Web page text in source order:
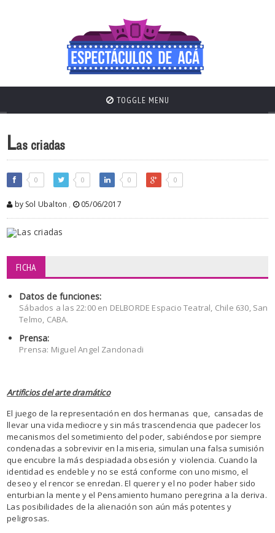
TOGGLE MENU
Las criadas
0 0 0 0
by Sol Ubalton , 05/06/2017
FICHA
Datos de funciones:
Sábados a las 22:00 en DELBORDE Espacio Teatral, Chile 630, San
Telmo, CABA.
Prensa:
Prensa: Miguel Angel Zandonadi
Artificios del arte dramático
El juego de la representación en dos hermanas que, cansadas de
llevar una vida mediocre y sin más trascendencia que padecer los
mecanismos del sometimiento del poder, sabiéndose por siempre
condenadas a sobrevivir en la miseria, simulan una falsa sumisión
que encubre la más despiadada obsesión y violencia. Cuando la
identidad es endeble y no se está conforme con uno mismo, el
deseo y el rencor se enredan. El querer y el no poder haber sido
enturbian la mente y el Pensamiento humano peregrina a la deriva.
Las posibilidades de la alienación son aún más potentes y
peligrosas.